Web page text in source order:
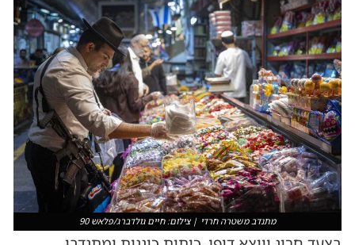
מתנדב משטרה חרדי | צילום: חיים גולדברג/פלאש 90